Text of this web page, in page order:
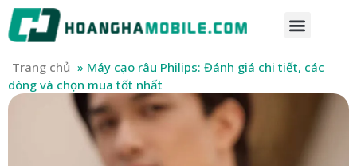
Trang chủ » Máy cạo râu Philips: Đánh giá chi tiết, các
dòng và chọn mua tốt nhất